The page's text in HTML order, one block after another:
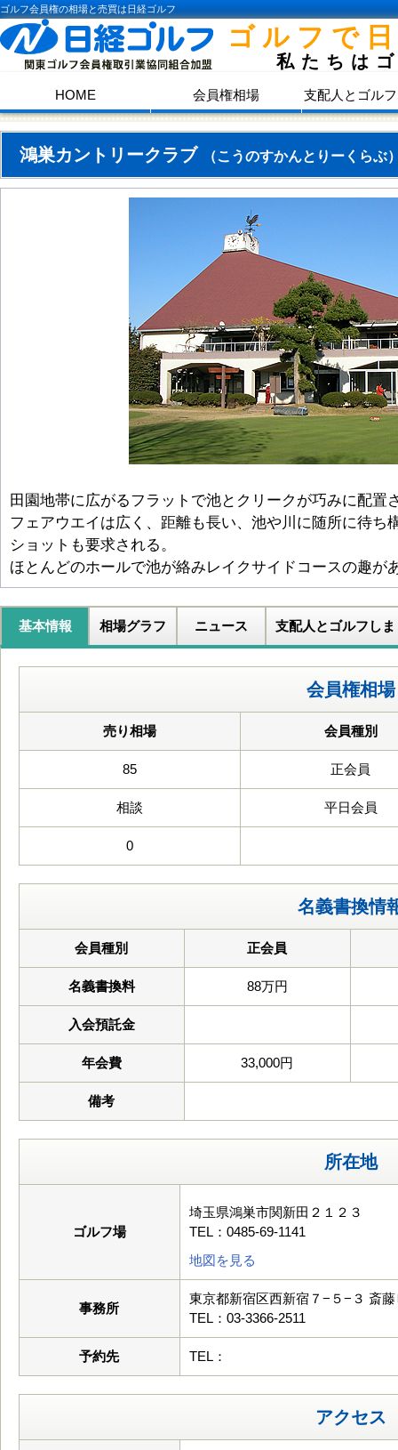
ゴルフ会員権の相場と売買は日経ゴルフ
ゴルフで
私たちは
HOME 会員権相場 支配人とゴル
鴻巣カントリークラブ （こうのすかんとりーくらぶ
田園地帯に広がるフラットで池とクリークが巧みに配置
フェアウエイは広く、距離も長い、池や川に随所に待ち
ショットも要求される。
ほとんどのホールで池が絡みレイクサイドコースの趣が
基本情報 相場グラフ ニュース 支配人とゴルフしま
会員権相場
売り相場 会員種別
85 正会員
相談 平日会員
0
名義書換情
会員種別 正会員
名義書換料 88万円
入会預託金
年会費 33,000円
備考
所在地
ゴルフ場
埼玉県鴻巣市関新田２１２３
TEL：0485-69-1141
地図を見る
事務所
東京都新宿区西新宿７−５−３ 斎
TEL：03-3366-2511
予約先 TEL：
アクセス